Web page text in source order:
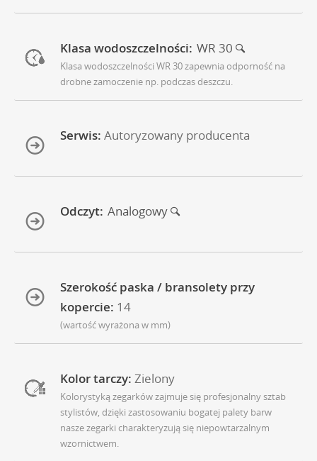
Klasa wodoszczelności: WR 30
Klasa wodoszczelności WR 30 zapewnia odporność na
drobne zamoczenie np. podczas deszczu.
Serwis: Autoryzowany producenta
Odczyt: Analogowy
Szerokość paska / bransolety przy
kopercie: 14
(wartość wyrażona w mm)
Kolor tarczy: Zielony
Kolorystyką zegarków zajmuje się profesjonalny sztab
stylistów, dzięki zastosowaniu bogatej palety barw
nasze zegarki charakteryzują się niepowtarzalnym
wzornictwem.